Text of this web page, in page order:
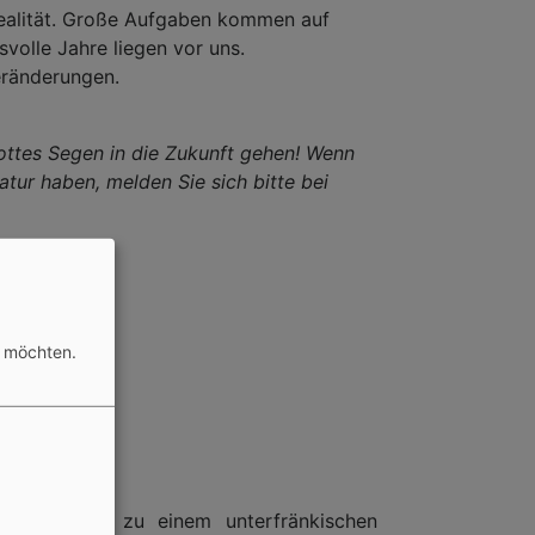
Große Aufgaben kommen auf
Jahre liegen vor uns.
Segen in die Zukunft gehen! Wenn
haben, melden Sie sich bitte bei
Bornowski zu einem unterfränkischen